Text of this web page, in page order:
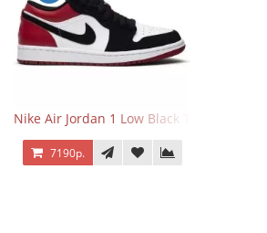
Nike Air Jordan 1 Low Black Toe
7190р.